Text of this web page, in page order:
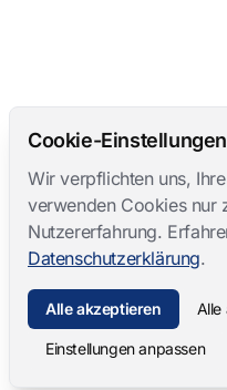
Cookie-Einstellungen
Wir verpflichten uns,
verwenden Cookies nur
Nutzererfahrung.
Datenschutzerklärung.
Alle akzeptieren Alle
Einstellungen anpassen